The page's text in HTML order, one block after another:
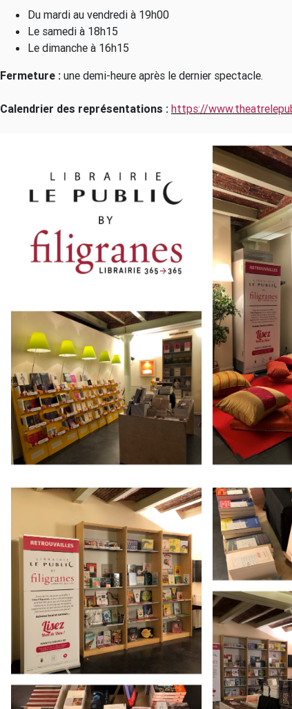
Du mardi au vendredi à 19h00
Le samedi à 18h15
Le dimanche à 16h15
Fermeture : une demi-heure après le dernier spectacle.
Calendrier des représentations : https://